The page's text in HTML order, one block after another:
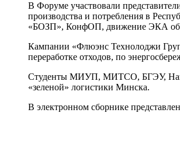
В Форуме участвовали
производства и потребления в
«БОЗП», КонфОП, движение ЭКА
Кампании «Флюэнс Технолоджи
переработке отходов, по
Студенты МИУП, МИТСО, БГЭУ,
«зеленой» логистики Минска.
В электронном сборнике